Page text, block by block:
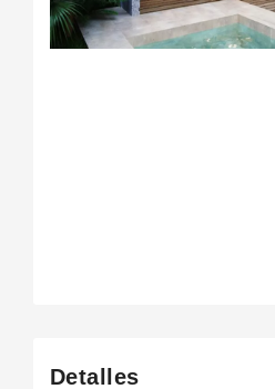
Detalles